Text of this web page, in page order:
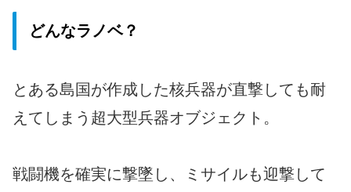
どんなラノベ？
とある島国が作成した核兵器が直撃しても耐
えてしまう超大型兵器オブジェクト。
戦闘機を確実に撃墜し、ミサイルも迎撃して